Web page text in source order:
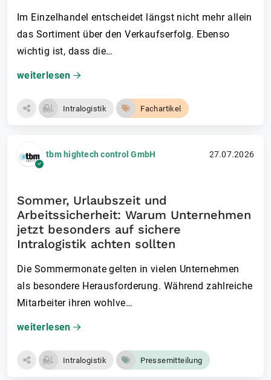
Im Einzelhandel entscheidet längst nicht mehr allein
das Sortiment über den Verkaufserfolg. Ebenso
wichtig ist, dass die…
weiterlesen
Intralogistik Fachartikel
tbm hightech control GmbH 27.07.2026
Sommer, Urlaubszeit und
Arbeitssicherheit: Warum Unternehmen
jetzt besonders auf sichere
Intralogistik achten sollten
Die Sommermonate gelten in vielen Unternehmen
als besondere Herausforderung. Während zahlreiche
Mitarbeiter ihren wohlve…
weiterlesen
Intralogistik Pressemitteilung